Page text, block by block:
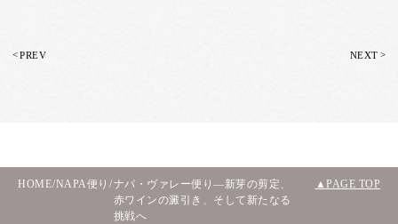
<PREV NEXT >
HOME/NAPA便り /ナパ・ヴァレー便り―新芽の剪定、
赤ワインの澱引き、そして新たなる
挑戦へ
PAGE TOP